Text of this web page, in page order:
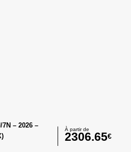
– 2026 –
À partir de
2306.65€